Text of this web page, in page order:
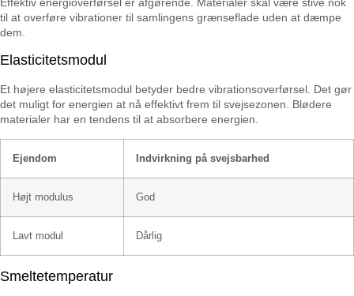
til at overføre vibrationer til samlingens grænseflade uden at dæmpe
dem.
Elasticitetsmodul
Et højere elasticitetsmodul betyder bedre vibrationsoverførsel. Det gør
det muligt for energien at nå effektivt frem til svejsezonen. Blødere
materialer har en tendens til at absorbere energien.
Ejendom Indvirkning på svejsbarhed
Højt modulus God
Lavt modul Dårlig
Smeltetemperatur